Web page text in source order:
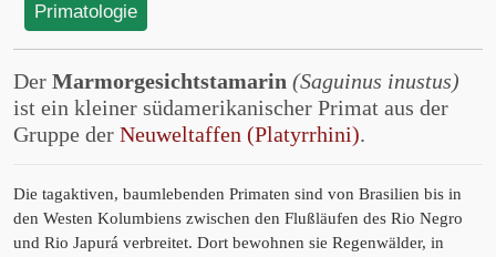
Primatologie
Der Marmorgesichtstamarin (Saguinus inustus)
ist ein kleiner südamerikanischer Primat aus der
Gruppe der Neuweltaffen (Platyrrhini).
Die tagaktiven, baumlebenden Primaten sind von Brasilien bis in
den Westen Kolumbiens zwischen den Flußläufen des Rio Negro
und Rio Japurá verbreitet. Dort bewohnen sie Regenwälder, in